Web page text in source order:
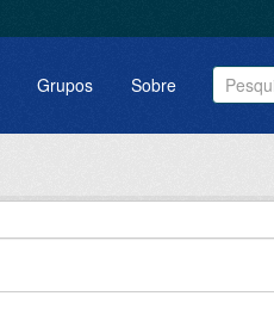
Grupos Sobre